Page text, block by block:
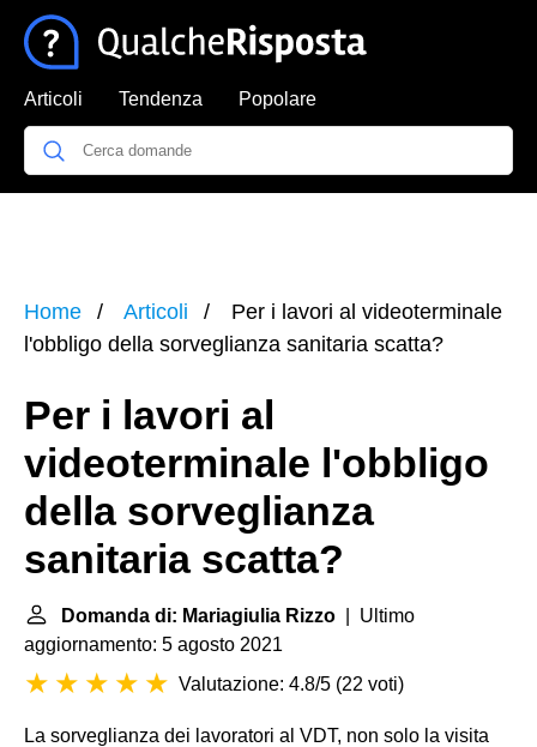
Articoli Tendenza Popolare
Home Articoli
Per i lavori al videoterminale
l'obbligo della sorveglianza sanitaria scatta?
Per i lavori al
videoterminale l'obbligo
della sorveglianza
sanitaria scatta?
Domanda di: Mariagiulia Rizzo | Ultimo
aggiornamento: 5 agosto 2021
Valutazione: 4.8/5 (22 voti)
La sorveglianza dei lavoratori al VDT, non solo la visita